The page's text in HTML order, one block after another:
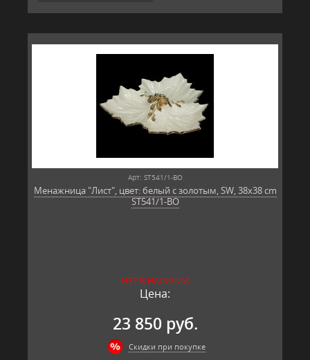
Арт: ST541/1-BO
Менажница "Лист", цвет: белый с золотым, SW, 38x38 cm
ST541/1-BO
НЕТ В НАЛИЧИИ
Цена:
23 850 руб.
Скидки при покупке